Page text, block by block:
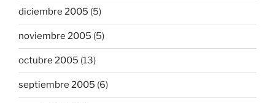
diciembre 2005 (5)
noviembre 2005 (5)
octubre 2005 (13)
septiembre 2005 (6)